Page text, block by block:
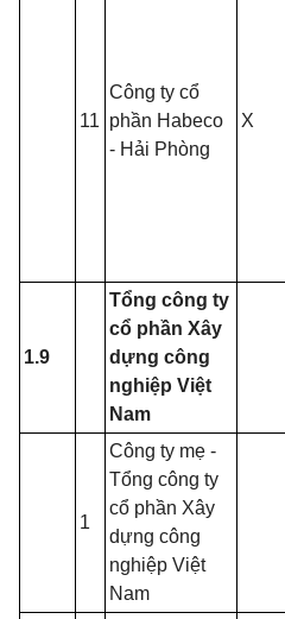
11
Công ty cổ
phần Habeco
- Hải Phòng
X
1.9
Tổng công ty
cổ phần Xây
dựng công
nghiệp Việt
Nam
1
Công ty mẹ -
Tổng công ty
cổ phần Xây
dựng công
nghiệp Việt
Nam